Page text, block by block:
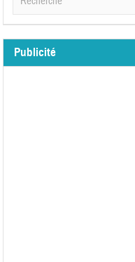
Publicité